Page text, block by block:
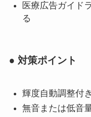
医療広告ガイド
る
● 対策ポイント
輝度自動調整付
無音または低音